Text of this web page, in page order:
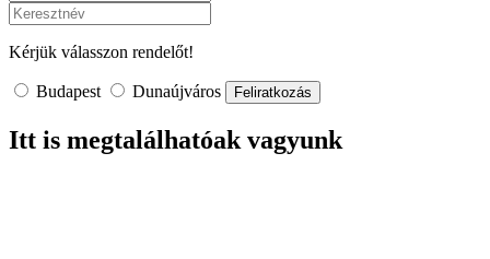
Kérjük válasszon rendelőt!
Budapest Dunaújváros Feliratkozás
Itt is megtalálhatóak vagyunk